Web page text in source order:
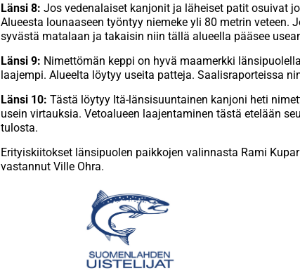
Länsi 8: Jos vedenalaiset kanjonit ja läheiset patit osuivat
Alueesta lounaaseen työntyy niemeke yli 80 metrin veteen.
syvästä matalaan ja takaisin niin tällä alueella pääsee
Länsi 9: Nimettömän keppi on hyvä maamerkki
laajempi. Alueelta löytyy useita patteja. Saalisraporteissa
Länsi 10: Tästä löytyy Itä-länsisuuntainen kanjoni heti
usein virtauksia. Vetoalueen laajentaminen tästä etelään
tulosta.
Erityiskiitokset länsipuolen paikkojen valinnasta Rami
vastannut Ville Ohra.